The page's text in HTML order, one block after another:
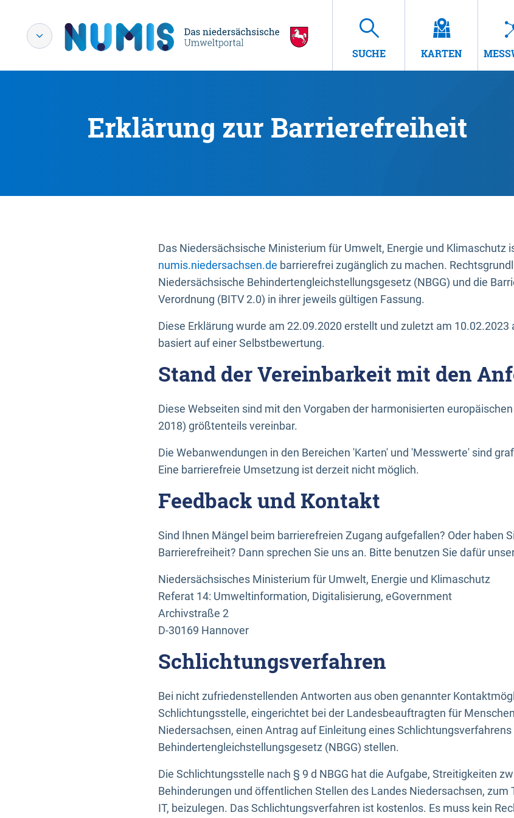
SUCHE KARTEN
Erklärung zur Barrierefreiheit
Das Niedersächsische Ministerium für Umwelt, Energie und Klimaschutz
numis.niedersachsen.de barrierefrei zugänglich zu machen.
Niedersächsische Behindertengleichstellungsgesetz (NBGG) und die
Verordnung (BITV 2.0) in ihrer jeweils gültigen Fassung.
Diese Erklärung wurde am 22.09.2020 erstellt und zuletzt am
basiert auf einer Selbstbewertung.
Stand der Vereinbarkeit mit den
Diese Webseiten sind mit den Vorgaben der harmonisierten
2018) größtenteils vereinbar.
Die Webanwendungen in den Bereichen 'Karten' und 'Messwerte' sind
Eine barrierefreie Umsetzung ist derzeit nicht möglich.
Feedback und Kontakt
Sind Ihnen Mängel beim barrierefreien Zugang aufgefallen? Oder haben
Barrierefreiheit? Dann sprechen Sie uns an. Bitte benutzen Sie dafür
Niedersächsisches Ministerium für Umwelt, Energie und Klimaschutz
Referat 14: Umweltinformation, Digitalisierung, eGovernment
Archivstraße 2
D-30169 Hannover
Schlichtungsverfahren
Bei nicht zufriedenstellenden Antworten aus oben genannter
Schlichtungsstelle, eingerichtet bei der Landesbeauftragten für
Niedersachsen, einen Antrag auf Einleitung eines
Behindertengleichstellungsgesetz (NBGG) stellen.
Die Schlichtungsstelle nach § 9 d NBGG hat die Aufgabe, Streitigkeiten
Behinderungen und öffentlichen Stellen des Landes Niedersachsen,
IT, beizulegen. Das Schlichtungsverfahren ist kostenlos. Es muss kein